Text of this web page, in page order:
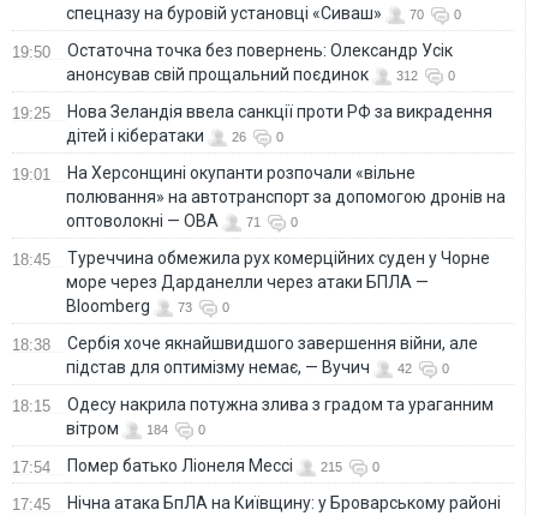
спецназу на буровій установці «Сиваш» 70 0
19:50
Остаточна точка без повернень: Олександр Усік
анонсував свій прощальний поєдинок
312 0
19:25
Нова Зеландія ввела санкції проти РФ за викрадення
дітей і кібератаки
26 0
19:01
На Херсонщині окупанти розпочали «вільне
полювання» на автотранспорт за допомогою дронів на
оптоволокні — ОВА
71 0
18:45
Туреччина обмежила рух комерційних суден у Чорне
море через Дарданелли через атаки БПЛА —
Bloomberg
73 0
18:38
Сербія хоче якнайшвидшого завершення війни, але
підстав для оптимізму немає, — Вучич
42 0
18:15
Одесу накрила потужна злива з градом та ураганним
вітром
184 0
17:54 Помер батько Ліонеля Мессі 215 0
17:45
Нічна атака БпЛА на Київщину: у Броварському районі